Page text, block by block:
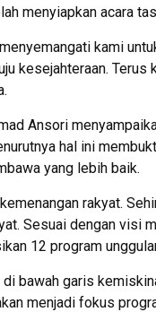
menyiapkan acara
kami
kesejahteraan.
Ansori
hal ini
yang lebih baik.
rakyat.
Sesuai dengan visi
12 program
bawah garis
menjadi fokus